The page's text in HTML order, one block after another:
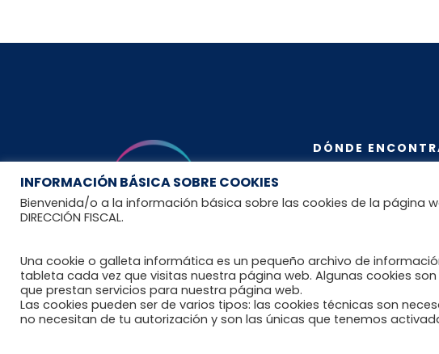
Creada en año 2012, los estatutos
de Reumahealth S.L.P. se
fundamentan en el diagnóstico,
tratamiento, seguimiento e
DÓNDE
Contacto Online
INFORMACIÓN BÁSICA SOBRE COOKIES
Bienvenida/o a la información básica sobre las cookies de la página
DIRECCIÓN FISCAL.
Una cookie o galleta informática es un pequeño archivo de
tableta cada vez que visitas nuestra página web. Algunas cookies
que prestan servicios para nuestra página web.
Las cookies pueden ser de varios tipos: las cookies técnicas son
no necesitan de tu autorización y son las únicas que tenemos